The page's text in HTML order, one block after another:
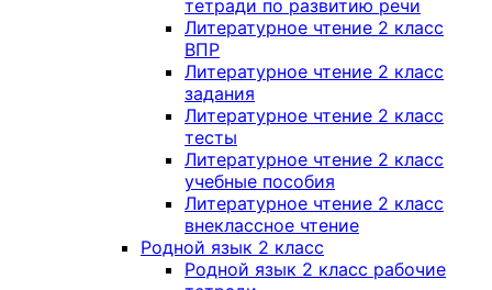
тетради по развитию речи
Литературное чтение 2 класс
ВПР
Литературное чтение 2 класс
задания
Литературное чтение 2 класс
тесты
Литературное чтение 2 класс
учебные пособия
Литературное чтение 2 класс
внеклассное чтение
Родной язык 2 класс
Родной язык 2 класс рабочие